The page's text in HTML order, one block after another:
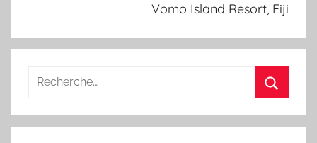
Vomo Island Resort, Fiji
Recherche
: